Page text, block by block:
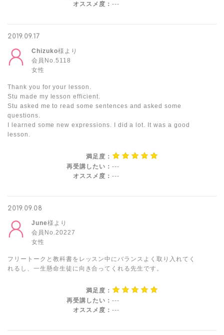
オススメ度： ---
2019.09.17
Chizuko様より
会員No.5118
女性
Thank you for your lesson.
Stu made my lesson efficient.
Stu asked me to read some sentences and asked some
questions.
I learned some new expressions. I did a lot. It was a good
lesson.
満足度：
再受講したい： ---
オススメ度： ---
2019.09.08
June様より
会員No.20227
女性
フリートークと教科書をレッスン中にバランスよく取り入れてく
れるし、一生懸命生徒に向き合ってくれる先生です。
満足度：
再受講したい： ---
オススメ度： ---